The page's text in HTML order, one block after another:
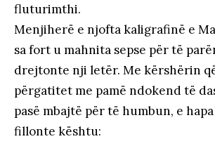
fluturimthi.
Menjiherë e njofta kaligrafinë e
sa fort u mahnita sepse për të
drejtonte nji letër. Me kërshërin
përgatitet me pamë ndokend të
pasë mbajtë për të humbun, e
fillonte kështu: